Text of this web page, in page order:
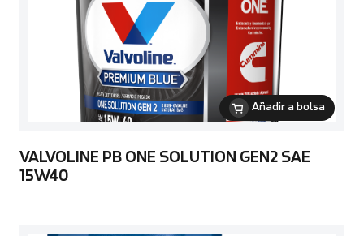
Añadir a bolsa
VALVOLINE PB ONE SOLUTION GEN2 SAE
15W40